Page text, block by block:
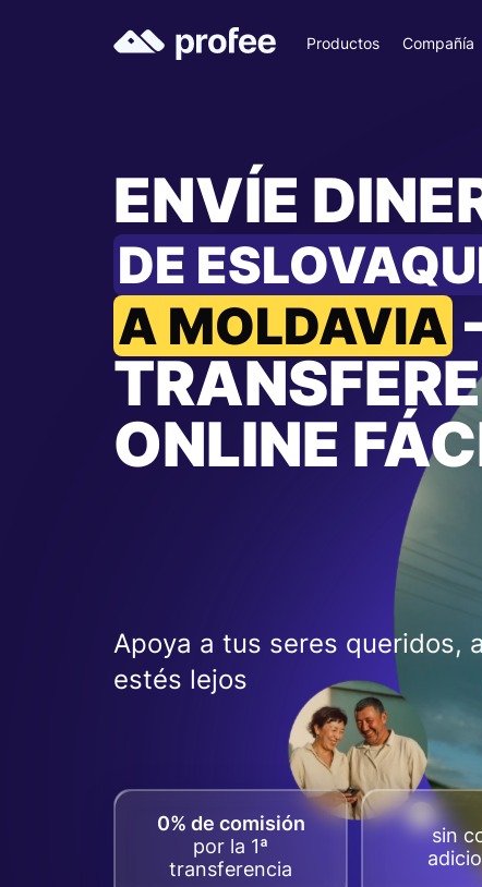
Productos Compañía
ENVÍE
DE
A MOLDAVIA
ONLINE
Apoya a tus seres queridos,
estés lejos
0% de comisión
por la 1ª
transferencia
sin